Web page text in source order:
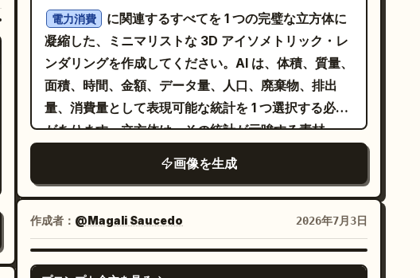
い。1) ホワイト、ネイビー、ロイヤルブルー、落ち着
いたゴールドの書類とフォルダーの重ねたスタック
（パースに合わせて少し回転）、2) 中央に開かれた書
類またはダッシュボードシート（淡い長方形の UI ワ
イヤーフレームとブルーのヘッダーブロックを表
示）、3) その上に配置された小さなウェブページカー
ド（ブルーのタイトル長方形 1 つと下部に 3 つのコン
テンツブロック）、4) 前方に配置された小さな分析タ
イル（6 つのブルーグレーの角丸四角形）、5) ブルー
の折れ線グラフが描かれたダークな水平チャートカー
ド、6) ブルーとゴールドのセグメントを持つコンパ
クトなドーナツチャートディスク、7) 6 つの円形ステ
電力消費
に関連するすべてを 1 つの完璧な立方体に
凝縮した、ミニマリストな 3D アイソメトリック・レ
ンダリングを作成してください。AI は、体積、質量、
面積、時間、金額、データ量、人口、廃棄物、排出
量、消費量として表現可能な統計を 1 つ選択する必要
があります。立方体は、その統計が示唆する素材
比較対象として身近なオブジェクト（例:
つ横に配置してください。スタイル：超クリーンなス
タジオ・レンダリング、マットな粘土または物理的に
正確な質感、ニュートラルなコンクリートグレーの背
景、柔らかなアンビエント・オクルージョン、シャー
画像を生成
作成者： @Magali Saucedo 2026年7月3日
GPT IMAGE 2